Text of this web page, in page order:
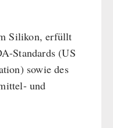
Silikon, erfüllt
Standards (US
sowie des
und